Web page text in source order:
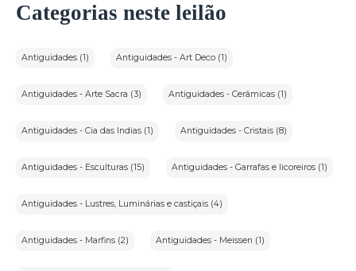
Categorias neste leilão
Antiguidades (1) Antiguidades - Art Deco (1)
Antiguidades - Arte Sacra (3) Antiguidades - Cerâmicas (1)
Antiguidades - Cia das Indias (1) Antiguidades - Cristais (8)
Antiguidades - Esculturas (15) Antiguidades - Garrafas e licoreiros (1)
Antiguidades - Lustres, Luminárias e castiçais (4)
Antiguidades - Marfins (2) Antiguidades - Meissen (1)